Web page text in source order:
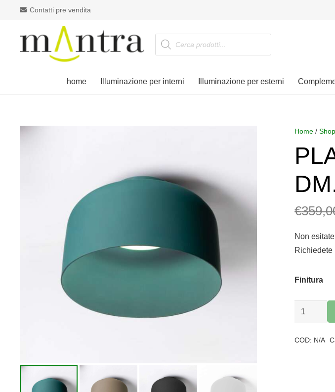
Contatti pre vendita
Products
search
home Illuminazione per interni Illuminazione per esterni
Home /Shop
€
Non
Richiedete
Finitura
BOTTONE
COD: N/A